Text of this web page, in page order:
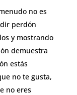
no es
perdón
y mostrando
demuestra
estás
no te gusta,
no eres